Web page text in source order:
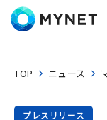
TOP ニュース
プレスリリース